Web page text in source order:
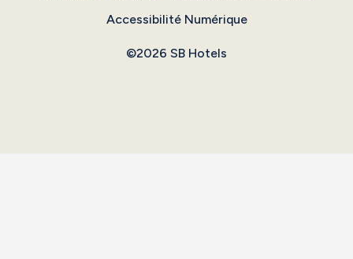
Accessibilité Numérique
©2026 SB Hotels